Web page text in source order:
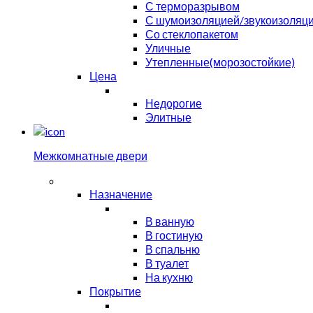
С терморазрывом
С шумоизоляцией/
Со стеклопакетом
Уличные
Утепленные(морозостойкие)
Цена
Недорогие
Элитные
Межкомнатные двери
Назначение
В ванную
В гостиную
В спальню
В туалет
На кухню
Покрытие